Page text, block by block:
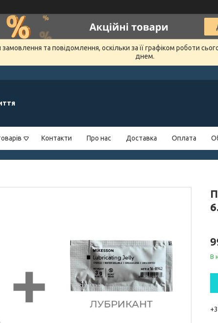
та повідомлення, оскільки за її графіком роботи
днем.
Контакти Про нас Доставка Оплата
В